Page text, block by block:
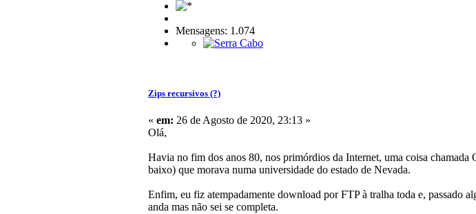
Mensagens: 1.074
Zips recursivos (?)
« em: 26 de Agosto de 2020, 23:13 »
Olá,
Havia no fim dos anos 80, nos primórdios da Internet, uma coisa
baixo) que morava numa universidade do estado de Nevada.
Enfim, eu fiz atempadamente download por FTP à tralha toda e, passado
anda mas não sei se completa.